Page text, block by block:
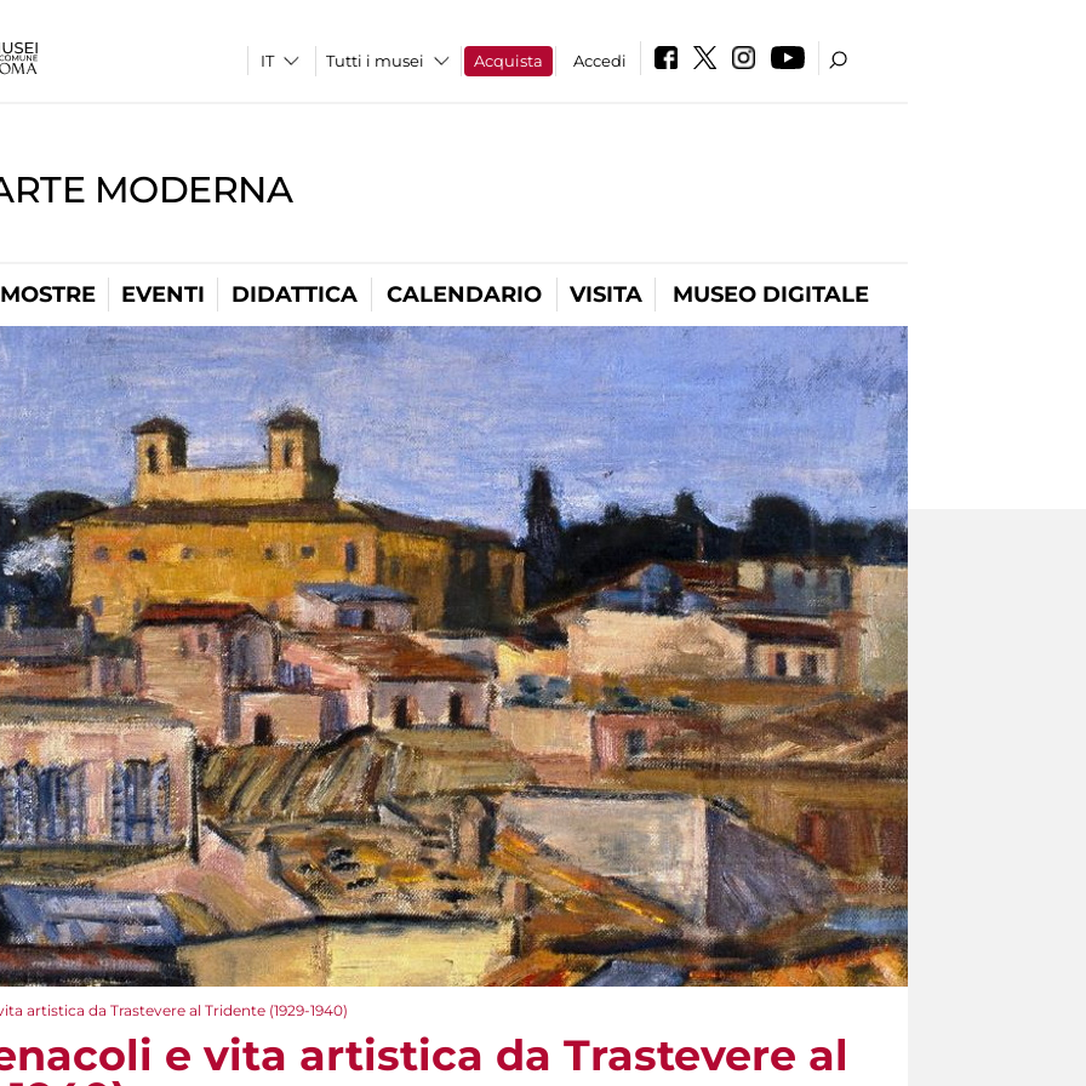
Tutti i musei Acquista Accedi
MODERNA
MOSTRE EVENTI DIDATTICA CALENDARIO VISITA MUSEO DIGITALE
artistica da Trastevere al Tridente (1929-1940)
e vita artistica da Trastevere al